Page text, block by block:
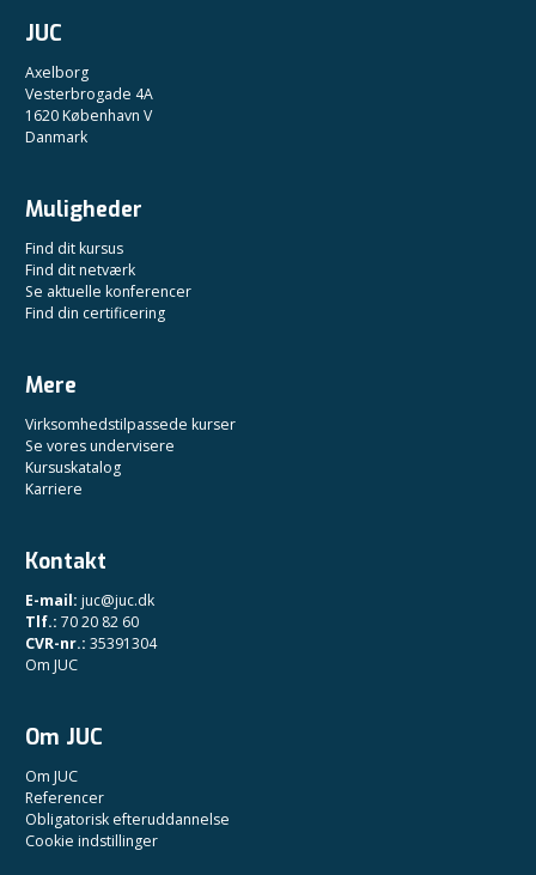
JUC
Axelborg
Vesterbrogade 4A
1620 København V
Danmark
Muligheder
Find dit kursus
Find dit netværk
Se aktuelle konferencer
Find din certificering
Mere
Virksomhedstilpassede kurser
Se vores undervisere
Kursuskatalog
Karriere
Kontakt
E-mail: juc@juc.dk
Tlf.: 70 20 82 60
CVR-nr.: 35391304
Om JUC
Om JUC
Om JUC
Referencer
Obligatorisk efteruddannelse
Cookie indstillinger